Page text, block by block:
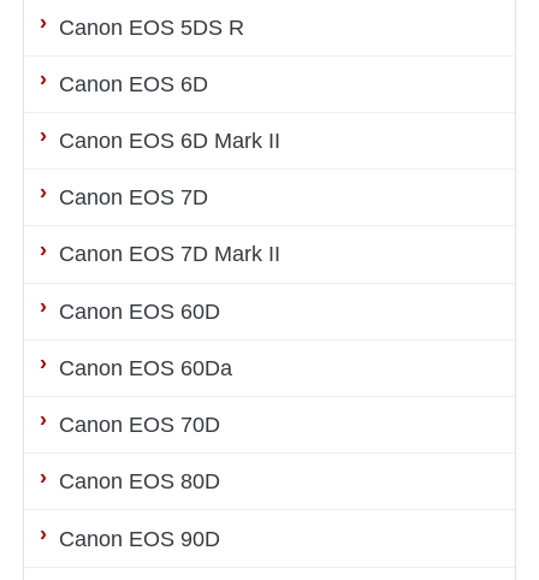
Canon EOS 5DS R
Canon EOS 6D
Canon EOS 6D Mark II
Canon EOS 7D
Canon EOS 7D Mark II
Canon EOS 60D
Canon EOS 60Da
Canon EOS 70D
Canon EOS 80D
Canon EOS 90D